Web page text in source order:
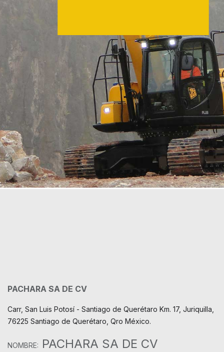
PACHARA SA DE CV
Carr, San Luis Potosí - Santiago de Querétaro Km. 17, Juriquilla,
76225 Santiago de Querétaro, Qro México.
NOMBRE: PACHARA SA DE CV